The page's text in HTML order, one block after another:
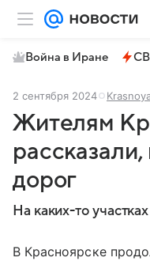
Война в Иране
2 сентября 2024
Жителям
дорог
На каких-то
В Красноярске